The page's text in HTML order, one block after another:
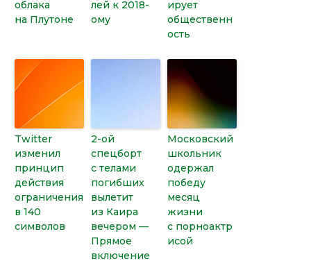
облака
на Плутоне
лей к 2018-
ому
ирует
общественн
ость
Twitter
изменил
принцип
действия
ограничения
в 140
символов
2-ой
спецборт
с телами
погибших
вылетит
из Каира
вечером —
Прямое
включение
Московский
школьник
одержал
победу
месяц
жизни
с порноактр
исой